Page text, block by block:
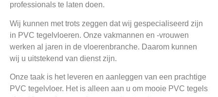
professionals te laten doen.
Wij kunnen met trots zeggen dat wij gespecialiseerd zijn
in PVC tegelvloeren. Onze vakmannen en -vrouwen
werken al jaren in de vloerenbranche. Daarom kunnen
wij u uitstekend van dienst zijn.
Onze taak is het leveren en aanleggen van een prachtige
PVC tegelvloer. Het is alleen aan u om mooie PVC tegels